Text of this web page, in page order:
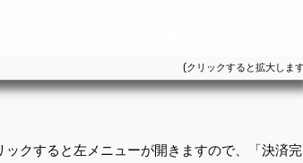
クすると左メニューが開きますので、「決済完